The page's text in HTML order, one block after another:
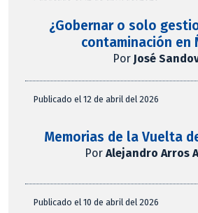
¿Gobernar o solo
contaminación en
Por José
Publicado el 12 de abril del 2026
Memorias de la Vuelta
PorAlejandro Arros
Publicado el 10 de abril del 2026